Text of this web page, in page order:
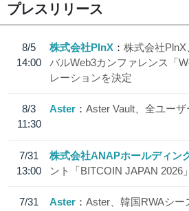
プレスリリース
8/5
14:00
株式会社PlnX
株式会社
バルWeb3カンファレンス「
レーションを決定
8/3
11:30
Aster Aster Vault、全ユー
7/31
13:00
株式会社ANAPホールディン
ント「BITCOIN JAPAN 2026
7/31
Aster
Aster、韓国RWAシー